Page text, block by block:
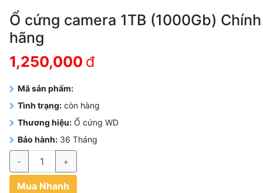
Ổ cứng camera 1TB (1000Gb) Chính
hãng
1,250,000 đ
Mã sản phẩm:
Tình trạng: còn hàng
Thương hiệu: Ổ cứng WD
Bảo hành: 36 Tháng
- +
Mua Nhanh